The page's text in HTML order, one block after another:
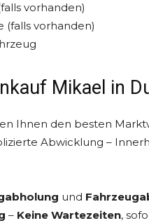
vorhanden)
(falls vorhanden)
Mikael in
Ihnen den besten
Abwicklung –
und
– Keine Wartezeiten,